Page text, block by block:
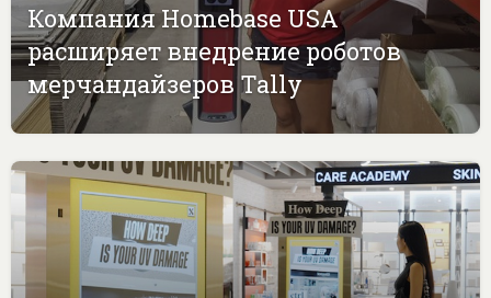
Компания Homebase USA
расширяет внедрение роботов
мерчандайзеров Tally